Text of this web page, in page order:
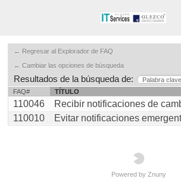
← Regresar al Explorador de FAQ
← Cambiar las opciones de búsqueda
Resultados de la búsqueda de:
Palabra
FAQ#
TÍTULO
110046
Recibir notificaciones de
110010
Evitar notificaciones
Powered by Znuny